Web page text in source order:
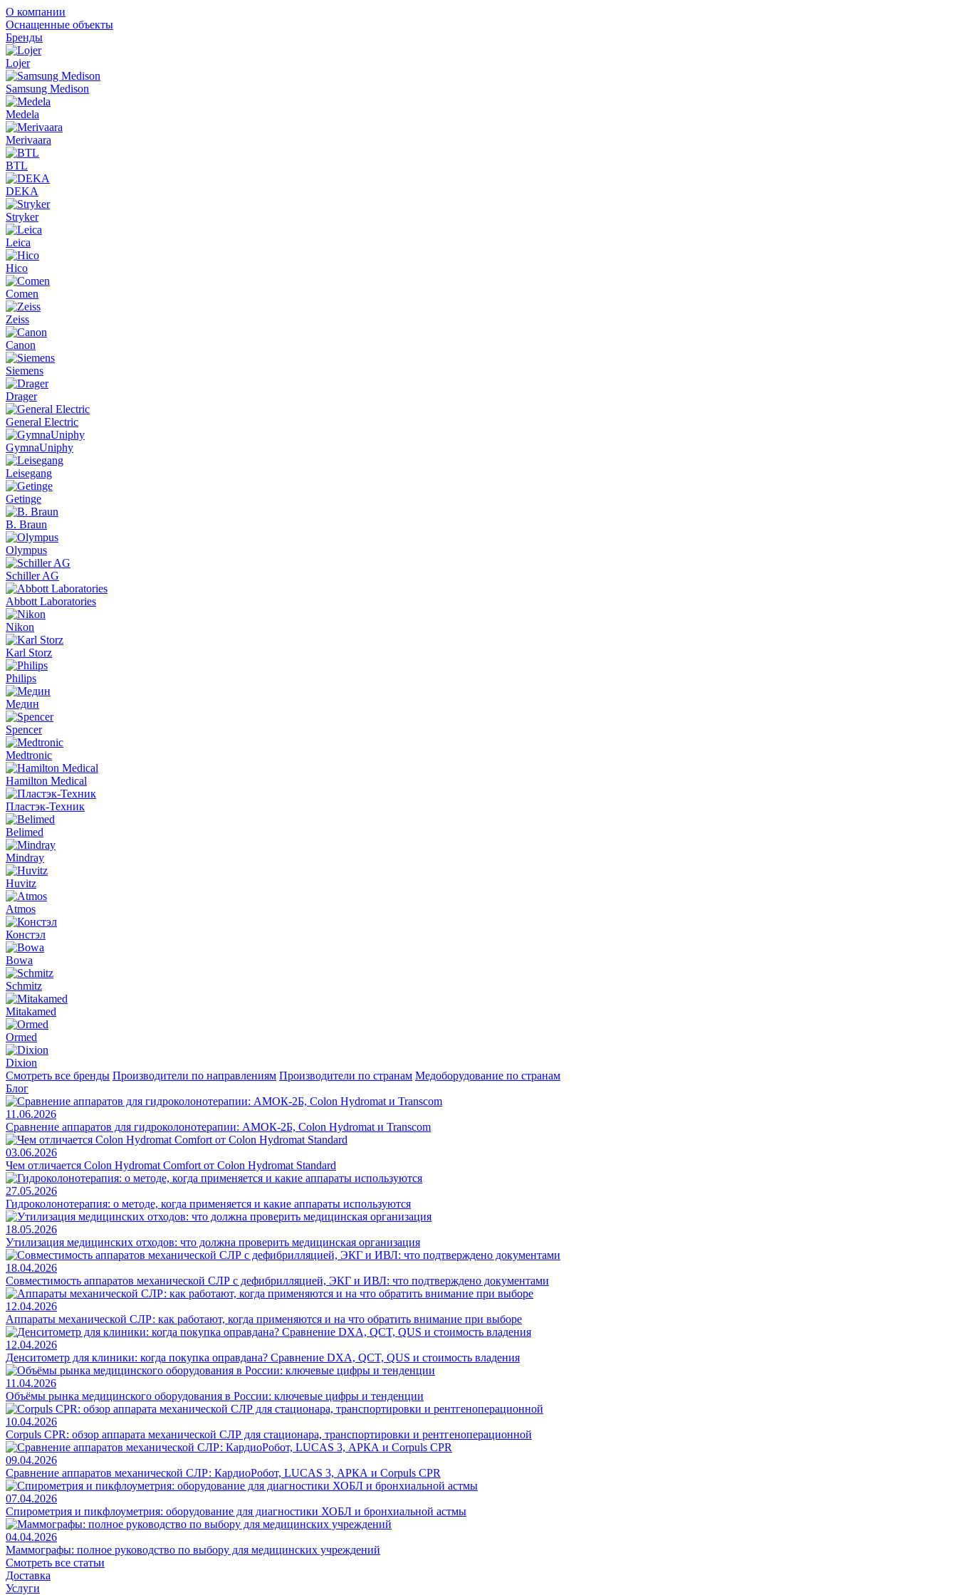
О компании
Оснащенные объекты
Бренды
Lojer
Samsung Medison
Medela
Merivaara
BTL
DEKA
Stryker
Leica
Hico
Comen
Zeiss
Canon
Siemens
Drager
General Electric
GymnaUniphy
Leisegang
Getinge
B. Braun
Olympus
Schiller AG
Abbott Laboratories
Nikon
Karl Storz
Philips
Медин
Spencer
Medtronic
Hamilton Medical
Пластэк-Техник
Belimed
Mindray
Huvitz
Atmos
Констэл
Bowa
Schmitz
Mitakamed
Ormed
Dixion
Смотреть все бренды Производители по направлениям Производители по странам Медоборудование по странам
Блог
11.06.2026
Сравнение аппаратов для гидроколонотерапии: АМОК-2Б, Colon Hydromat и Transcom
03.06.2026
Чем отличается Colon Hydromat Comfort от Colon Hydromat Standard
27.05.2026
Гидроколонотерапия: о методе, когда применяется и какие аппараты используются
18.05.2026
Утилизация медицинских отходов: что должна проверить медицинская организация
18.04.2026
Совместимость аппаратов механической СЛР с дефибрилляцией, ЭКГ и ИВЛ: что подтверждено документами
12.04.2026
Аппараты механической СЛР: как работают, когда применяются и на что обратить внимание при выборе
12.04.2026
Денситометр для клиники: когда покупка оправдана? Сравнение DXA, QCT, QUS и стоимость владения
11.04.2026
Объёмы рынка медицинского оборудования в России: ключевые цифры и тенденции
10.04.2026
Corpuls CPR: обзор аппарата механической СЛР для стационара, транспортировки и рентгеноперационной
09.04.2026
Сравнение аппаратов механической СЛР: КардиоРобот, LUCAS 3, АРКА и Corpuls CPR
07.04.2026
Спирометрия и пикфлоуметрия: оборудование для диагностики ХОБЛ и бронхиальной астмы
04.04.2026
Маммографы: полное руководство по выбору для медицинских учреждений
Смотреть все статьи
Доставка
Услуги